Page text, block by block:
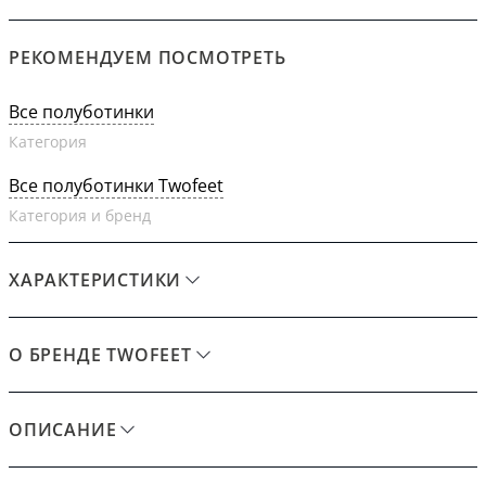
РЕКОМЕНДУЕМ ПОСМОТРЕТЬ
Все полуботинки
Категория
Все полуботинки Twofeet
Категория и бренд
ХАРАКТЕРИСТИКИ
О БРЕНДЕ TWOFEET
ОПИСАНИЕ